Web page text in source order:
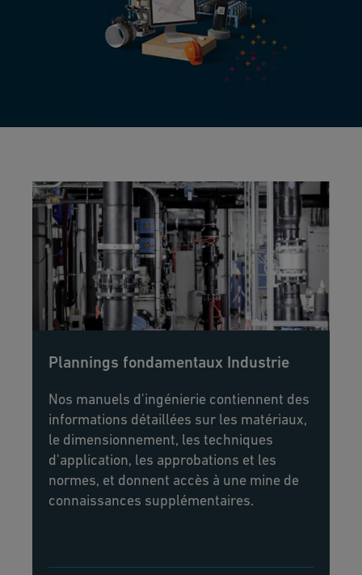
Plannings fondamentaux Industrie
Nos manuels d'ingénierie contiennent des
informations détaillées sur les matériaux,
le dimensionnement, les techniques
d'application, les approbations et les
normes, et donnent accès à une mine de
connaissances supplémentaires.